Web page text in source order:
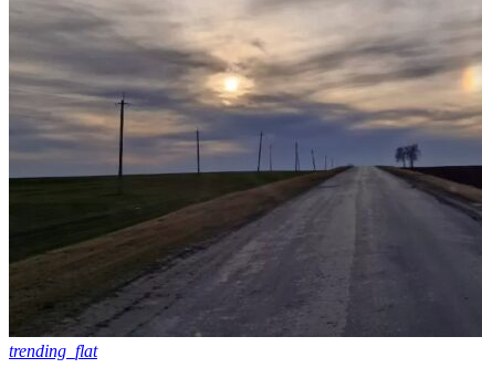
trending_flat